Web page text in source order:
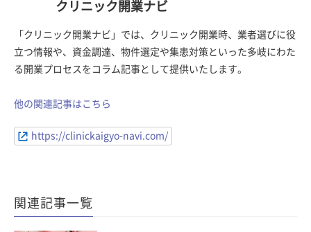
クリニック開業ナビ
「クリニック開業ナビ」では、クリニック開業時、業者選びに役
立つ情報や、資金調達、物件選定や集患対策といった多岐にわた
る開業プロセスをコラム記事として提供いたします。
他の関連記事はこちら
https://clinickaigyo-navi.com/
関連記事一覧